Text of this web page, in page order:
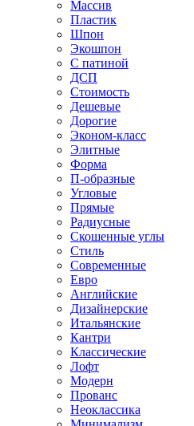
Массив
Пластик
Шпон
Экошпон
С патиной
ДСП
Стоимость
Дешевые
Дорогие
Эконом-класс
Элитные
Форма
П-образные
Угловые
Прямые
Радиусные
Скошенные углы
Стиль
Современные
Евро
Английские
Дизайнерские
Итальянские
Кантри
Классические
Лофт
Модерн
Прованс
Неоклассика